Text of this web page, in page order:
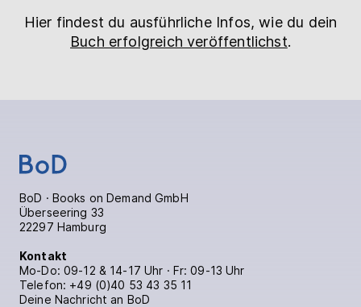
Hier findest du ausführliche Infos, wie du dein
Buch erfolgreich veröffentlichst.
BoD · Books on Demand GmbH
Überseering 33
22297 Hamburg
Kontakt
Mo-Do: 09-12 & 14-17 Uhr · Fr: 09-13 Uhr
Telefon: +49 (0)40 53 43 35 11
Deine Nachricht an BoD